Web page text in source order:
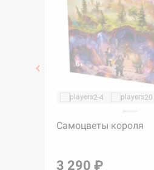
2-4 20
Самоцветы короля
3 290 ₽